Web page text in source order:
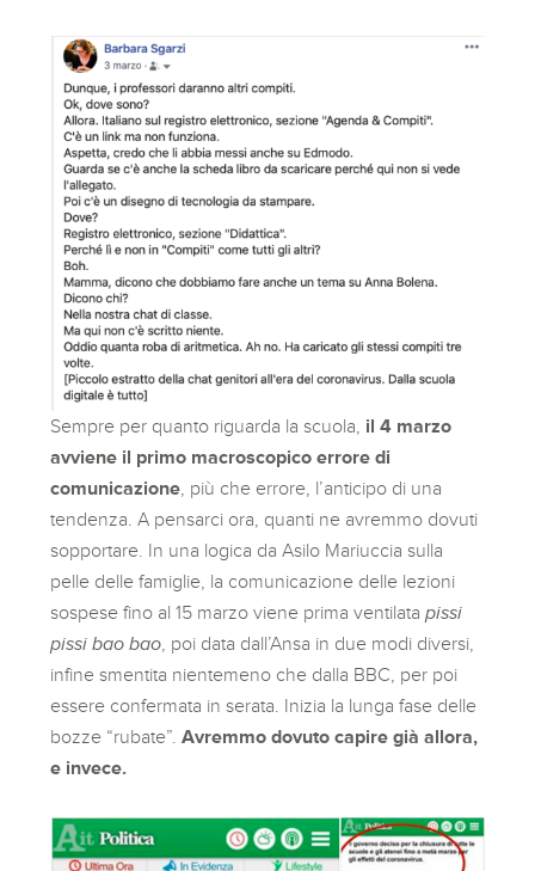
Sempre per quanto riguarda la scuola, il 4 marzo
avviene il primo macroscopico errore di
comunicazione , più che errore, l’anticipo di una
tendenza. A pensarci ora, quanti ne avremmo dovuti
sopportare. In una logica da Asilo Mariuccia sulla
pelle delle famiglie, la comunicazione delle lezioni
sospese fino al 15 marzo viene prima ventilatapissi
pissi bao bao , poi data dall’Ansa in due modi diversi,
infine smentita nientemeno che dalla BBC, per poi
essere confermata in serata. Inizia la lunga fase delle
bozze “rubate”.Avremmo dovuto capire già allora,
e invece.